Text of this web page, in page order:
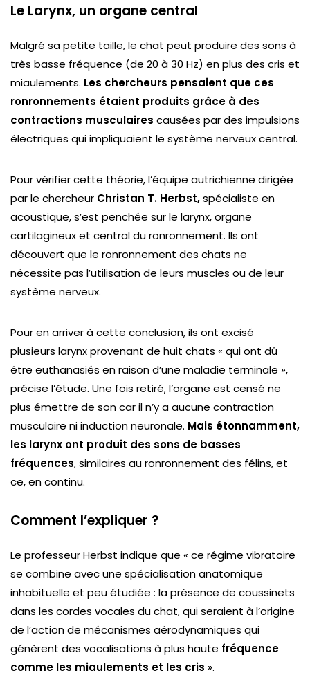
Le Larynx, un organe central
Malgré sa petite taille, le chat peut produire des sons à
très basse fréquence (de 20 à 30 Hz) en plus des cris et
miaulements. Les chercheurs pensaient que ces
ronronnements étaient produits grâce à des
contractions musculaires causées par des impulsions
électriques qui impliquaient le système nerveux central.
Pour vérifier cette théorie, l’équipe autrichienne dirigée
par le chercheur Christan T. Herbst,spécialiste en
acoustique, s’est penchée sur le larynx, organe
cartilagineux et central du ronronnement. Ils ont
découvert que le ronronnement des chats ne
nécessite pas l’utilisation de leurs muscles ou de leur
système nerveux.
Pour en arriver à cette conclusion, ils ont excisé
plusieurs larynx provenant de huit chats « qui ont dû
être euthanasiés en raison d’une maladie terminale »,
précise l’étude. Une fois retiré, l’organe est censé ne
plus émettre de son car il n’y a aucune contraction
musculaire ni induction neuronale. Mais étonnamment,
les larynx ont produit des sons de basses
fréquences, similaires au ronronnement des félins, et
ce, en continu.
Comment l’expliquer ?
Le professeur Herbst indique que « ce régime vibratoire
se combine avec une spécialisation anatomique
inhabituelle et peu étudiée : la présence de coussinets
dans les cordes vocales du chat, qui seraient à l’origine
de l’action de mécanismes aérodynamiques qui
génèrent des vocalisations à plus haute fréquence
comme les miaulements et les cris ».